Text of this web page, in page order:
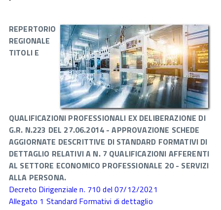
REPERTORIO
REGIONALE
TITOLI E
QUALIFICAZIONI PROFESSIONALI EX DELIBERAZIONE DI
G.R. N.223 DEL 27.06.2014 - APPROVAZIONE SCHEDE
AGGIORNATE DESCRITTIVE DI STANDARD FORMATIVI DI
DETTAGLIO RELATIVI A N. 7 QUALIFICAZIONI AFFERENTI
AL SETTORE ECONOMICO PROFESSIONALE 20 - SERVIZI
ALLA PERSONA.
Decreto Dirigenziale n. 710 del 07/12/2021
Allegato 1 Standard Formativi di dettaglio